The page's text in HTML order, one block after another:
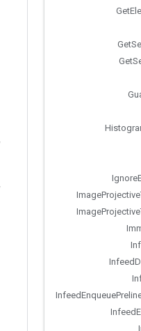
Get
Get
Get
Ignore
ImageProjective
ImageProjective
Infeed
InfeedEnqueue
Infeed